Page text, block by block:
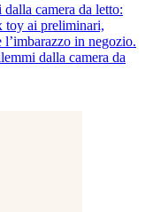
camera da letto:
toy ai preliminari,
in negozio.
dalla camera da